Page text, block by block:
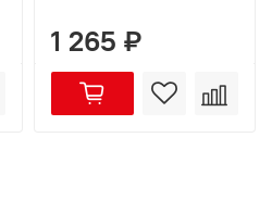
1 265 ₽